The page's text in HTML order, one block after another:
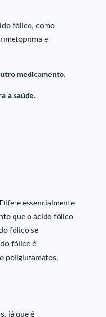
fólico, como
e
medicamento.
a saúde.
essencialmente
que o ácido fólico
fólico se
fólico é
poliglutamatos,
já que é